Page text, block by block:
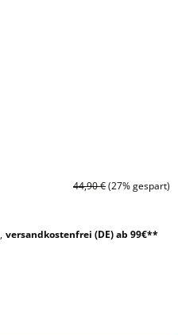
44,90 €(27% gespart)
, versandkostenfrei (DE) ab 99€**